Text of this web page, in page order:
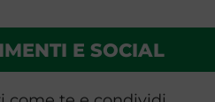
E SOCIAL